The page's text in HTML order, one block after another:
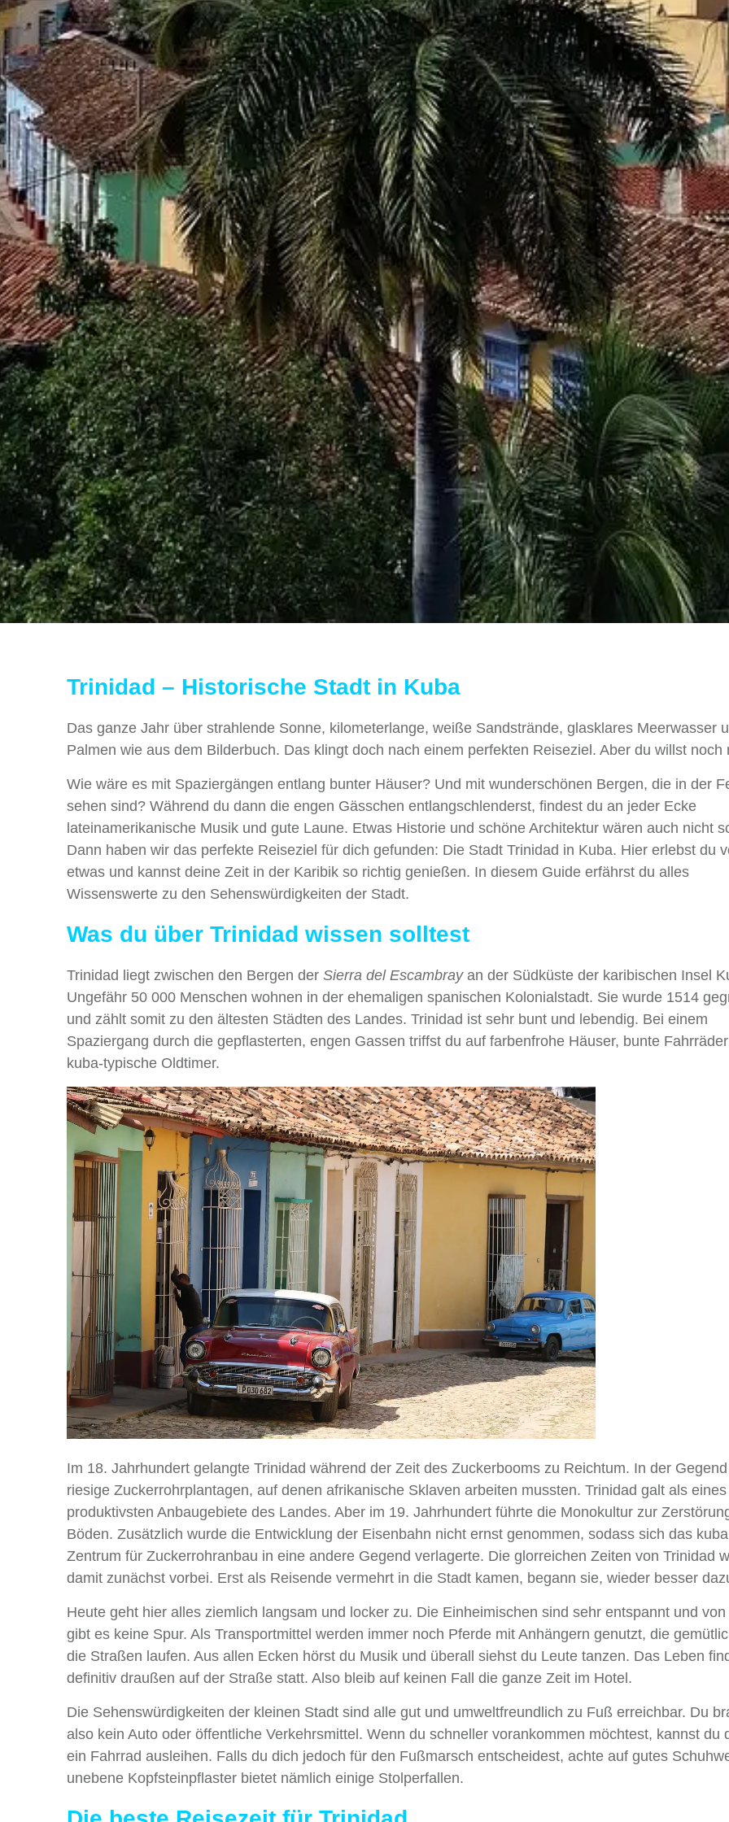
Trinidad – Historische Stadt in Kuba
Das ganze Jahr über strahlende Sonne, kilometerlange, weiße Sandstrände, glasklares Meerwasser
Palmen wie aus dem Bilderbuch. Das klingt doch nach einem perfekten Reiseziel. Aber du willst noch
Wie wäre es mit Spaziergängen entlang bunter Häuser? Und mit wunderschönen Bergen, die in der
sehen sind? Während du dann die engen Gässchen entlangschlenderst, findest du an jeder Ecke
lateinamerikanische Musik und gute Laune. Etwas Historie und schöne Architektur wären auch nicht
Dann haben wir das perfekte Reiseziel für dich gefunden: Die Stadt Trinidad in Kuba. Hier erlebst du
etwas und kannst deine Zeit in der Karibik so richtig genießen. In diesem Guide erfährst du alles
Wissenswerte zu den Sehenswürdigkeiten der Stadt.
Was du über Trinidad wissen solltest
Trinidad liegt zwischen den Bergen der Sierra del Escambrayan der Südküste der karibischen Insel
Ungefähr 50 000 Menschen wohnen in der ehemaligen spanischen Kolonialstadt. Sie wurde 1514
und zählt somit zu den ältesten Städten des Landes. Trinidad ist sehr bunt und lebendig. Bei einem
Spaziergang durch die gepflasterten, engen Gassen triffst du auf farbenfrohe Häuser, bunte
kuba-typische Oldtimer.
Im 18. Jahrhundert gelangte Trinidad während der Zeit des Zuckerbooms zu Reichtum. In der
riesige Zuckerrohrplantagen, auf denen afrikanische Sklaven arbeiten mussten. Trinidad galt als
produktivsten Anbaugebiete des Landes. Aber im 19. Jahrhundert führte die Monokultur zur
Böden. Zusätzlich wurde die Entwicklung der Eisenbahn nicht ernst genommen, sodass sich das
Zentrum für Zuckerrohranbau in eine andere Gegend verlagerte. Die glorreichen Zeiten von Trinidad
damit zunächst vorbei. Erst als Reisende vermehrt in die Stadt kamen, begann sie, wieder besser
Heute geht hier alles ziemlich langsam und locker zu. Die Einheimischen sind sehr entspannt und
gibt es keine Spur. Als Transportmittel werden immer noch Pferde mit Anhängern genutzt, die
die Straßen laufen. Aus allen Ecken hörst du Musik und überall siehst du Leute tanzen. Das Leben
definitiv draußen auf der Straße statt. Also bleib auf keinen Fall die ganze Zeit im Hotel.
Die Sehenswürdigkeiten der kleinen Stadt sind alle gut und umweltfreundlich zu Fuß erreichbar. Du
also kein Auto oder öffentliche Verkehrsmittel. Wenn du schneller vorankommen möchtest, kannst du
ein Fahrrad ausleihen. Falls du dich jedoch für den Fußmarsch entscheidest, achte auf gutes
unebene Kopfsteinpflaster bietet nämlich einige Stolperfallen.